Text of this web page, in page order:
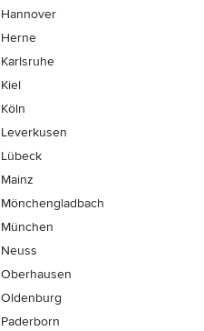
Hannover
Herne
Karlsruhe
Kiel
Köln
Leverkusen
Lübeck
Mainz
Mönchen­gladbach
München
Neuss
Oberhausen
Oldenburg
Paderborn